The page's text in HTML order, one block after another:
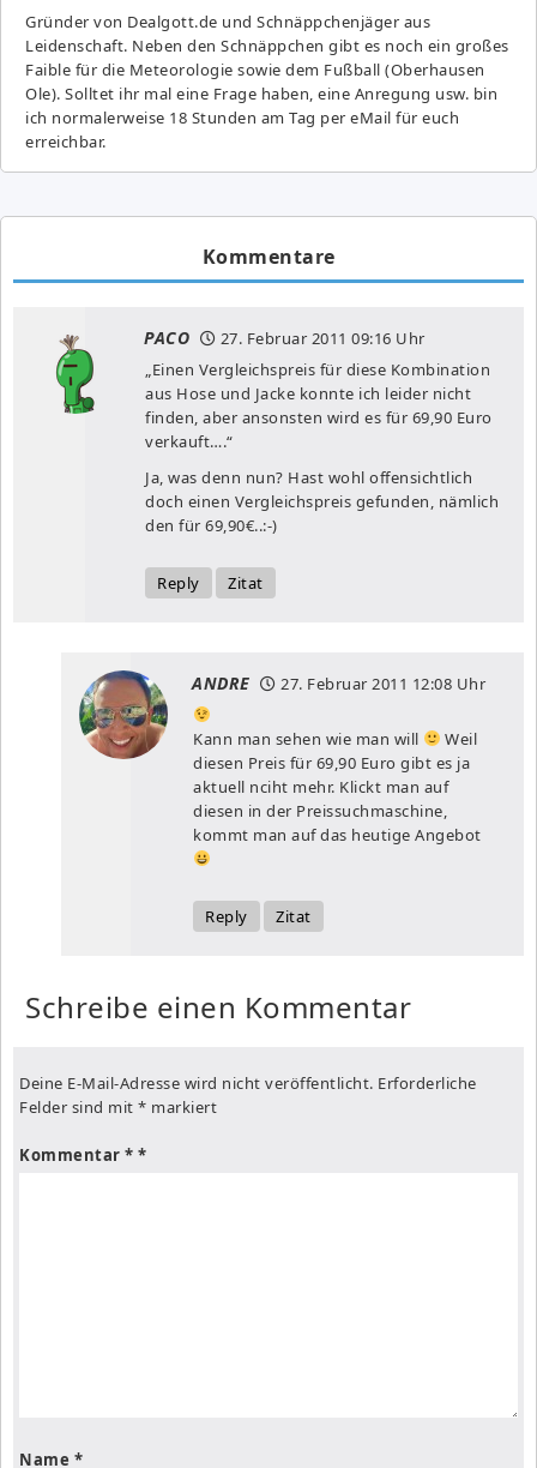
Gründer von Dealgott.de und Schnäppchenjäger aus
Leidenschaft. Neben den Schnäppchen gibt es noch ein großes
Fai­ble für die Meteorologie sowie dem Fußball (Oberhausen
Ole). Solltet ihr mal eine Frage haben, eine Anregung usw. bin
ich normalerweise 18 Stunden am Tag per eMail für euch
erreichbar.
Kommentare
PACO 27. Februar 2011 09:16 Uhr
„Einen Vergleichspreis für diese Kombination
aus Hose und Jacke konnte ich leider nicht
finden, aber ansonsten wird es für 69,90 Euro
verkauft….“
Ja, was denn nun? Hast wohl offensichtlich
doch einen Vergleichspreis gefunden, nämlich
den für 69,90€..:-)
Reply Zitat
ANDRE 27. Februar 2011 12:08 Uhr
Kann man sehen wie man will
Weil
diesen Preis für 69,90 Euro gibt es ja
aktuell nciht mehr. Klickt man auf
diesen in der Preissuchmaschine,
kommt man auf das heutige Angebot
Reply Zitat
Schreibe einen Kommentar
Deine E-Mail-Adresse wird nicht veröffentlicht. Erforderliche
Felder sind mit * markiert
Kommentar *
Name *